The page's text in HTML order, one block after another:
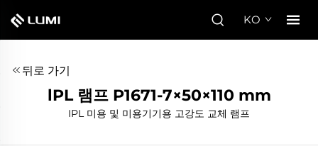
KO
뒤로 가기
lPL 램프 P1671-7×50×110 mm
IPL 미용 및 미용기기용 고강도 교체 램프